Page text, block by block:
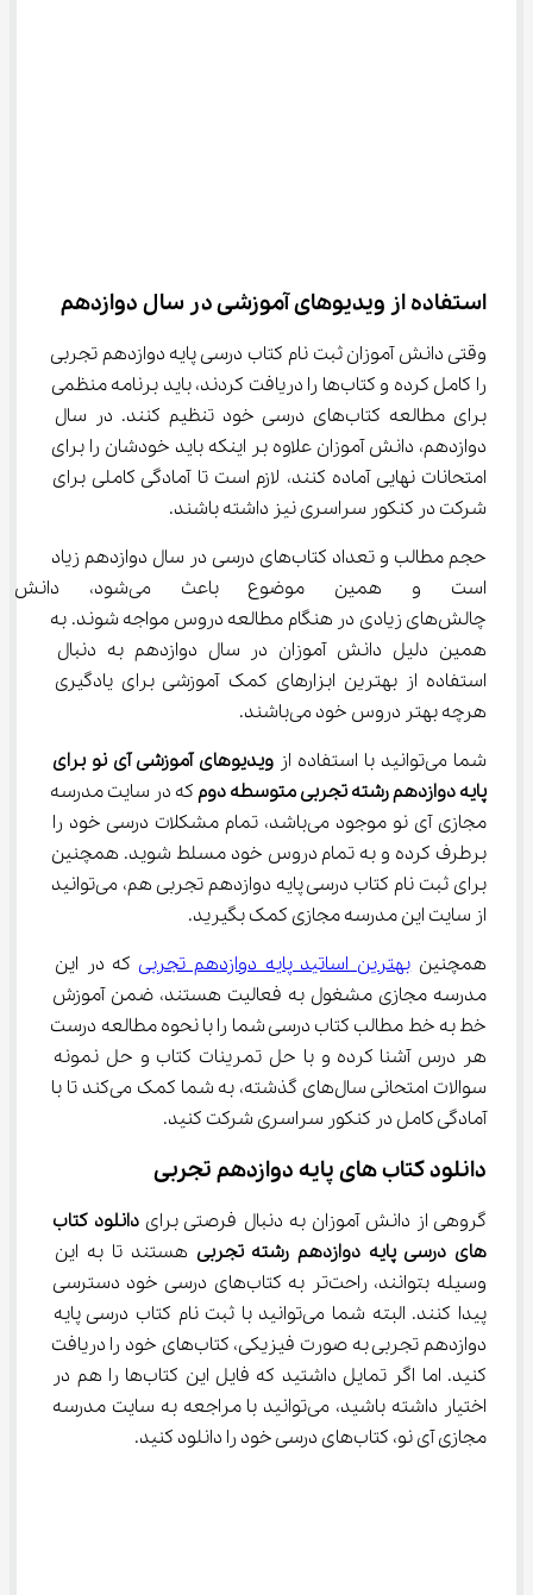
استفاده از ویدیوهای آموزشی در سال دوازدهم
وقتی دانش آموزان ثبت نام کتاب درسی پایه دوازدهم تجربی
را کامل کرده و کتاب‌ها را دریافت کردند، باید برنامه منظمی
برای مطالعه کتاب‌های درسی خود تنظیم کنند. در سال
دوازدهم، دانش آموزان علاوه بر اینکه باید خودشان را برای
امتحانات نهایی آماده کنند، لازم است تا آمادگی کاملی برای
شرکت در کنکور سراسری نیز داشته باشند.
حجم مطالب و تعداد کتاب‌های درسی در سال دوازدهم زیاد
است و همین موضوع باعث
چالش‌های زیادی در هنگام مطالعه دروس مواجه شوند. به
همین دلیل دانش آموزان در سال دوازدهم به دنبال
استفاده از بهترین ابزارهای کمک آموزشی برای یادگیری
هرچه بهتر دروس خود می‌باشند.
شما می‌توانید با استفاده از
ویدیوهای آموزشی آی نو برای
پایه دوازدهم رشته تجربیمتوسطهدوم که در سایت مدرسه
مجازی آی نو موجود می‌باشد، تمام مشکلات درسی خود را
برطرف کرده و به تمام دروس خود مسلط شوید. همچنین
برای ثبت نام کتاب درسی پایه دوازدهم تجربی هم، می‌توانید
از سایت این مدرسه مجازی کمک بگیرید.
همچنین بهترین اساتید پایه دوازدهم تجربی که در این
مدرسه مجازی مشغول به فعالیت هستند، ضمن آموزش
خط به خط مطالب کتاب درسی شما را با نحوه مطالعه درست
هر درس آشنا کرده و با حل تمرینات کتاب و حل نمونه
سوالات امتحانی سال‌های گذشته، به شما کمک می‌کند تا با
آمادگی کامل در کنکور سراسری شرکت کنید.
دانلود کتاب ‌های پایه دوازدهم تجربی
گروهی از دانش آموزان به دنبال فرصتی برای
های درسی پایه دوازدهم رشته تجربی هستند تا به این
وسیله بتوانند، راحت‌تر به کتاب‌های درسی خود دسترسی
پیدا کنند. البته شما می‌توانید با ثبت نام کتاب درسی پایه
دوازدهم تجربی به صورت فیزیکی، کتاب‌های خود را دریافت
کنید. اما اگر تمایل داشتید که فایل این کتاب‌ها را هم در
اختیار داشته باشید، می‌توانید با مراجعه به سایت مدرسه
مجازی آی نو، کتاب‌های درسی خود را دانلود کنید.